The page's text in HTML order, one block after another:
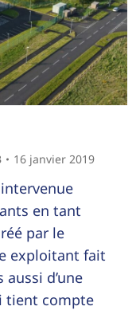
16 janvier 2019
intervenue
en tant
par le
exploitant fait
aussi d’une
tient compte